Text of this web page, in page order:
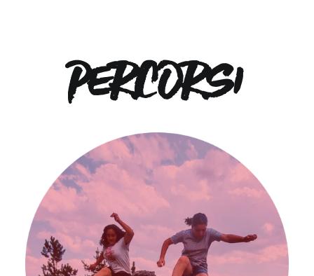
PERCORSI